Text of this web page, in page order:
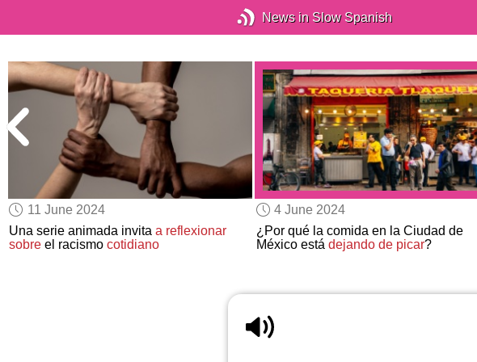
News in Slow Spanish
11 June 2024
Una serie animada invitaa reflexionar
sobre el racismocotidiano
4 June 2024
¿Por qué la comida en la Ciudad de
México está dejando de picar?